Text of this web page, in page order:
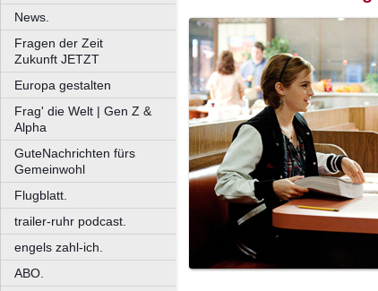
News.
Fragen der Zeit
Zukunft JETZT
Europa gestalten
Frag' die Welt | Gen Z &
Alpha
GuteNachrichten fürs
Gemeinwohl
Flugblatt.
trailer-ruhr podcast.
engels zahl-ich.
ABO.